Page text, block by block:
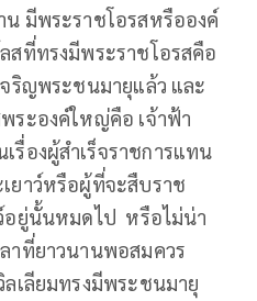
มีพระราชโอรสหรือองค์
สที่ทรงมีพระราชโอรสคือ
จริญพระชนมายุแล้ว และ
ระองค์ใหญ่คือ เจ้าฟ้า
องผู้สำเร็จราชการแทน
ยาว์หรือผู้ที่จะสืบราช
อยู่นั้นหมดไป หรือไม่น่า
าที่ยาวนานพอสมควร
เลียมทรงมีพระชนมายุ